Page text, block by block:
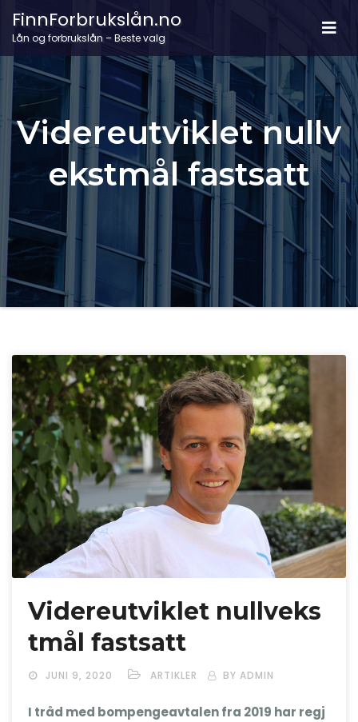
FinnForbrukslån.no
Lån og forbrukslån – Beste valg
Videreutviklet nullv
ekstmål fastsatt
Videreutviklet nullveks
tmål fastsatt
JUNI 9, 2020 ARTIKLER BY ADMIN
I tråd med bompengeavtalen fra 2019 har regj